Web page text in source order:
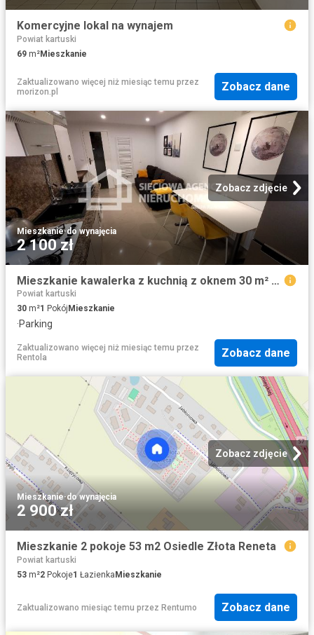
Komercyjne lokal na wynajem
Powiat kartuski
69 m²Mieszkanie
Zaktualizowano więcej niż miesiąc temu przez
morizon.pl
Zobacz dane
Zobacz zdjęcie
Mieszkanie·do wynajęcia
2 100 zł
Mieszkanie kawalerka z kuchnią z oknem 30 m² na wynajem ul. Kartuska, Dzierżążno
Powiat kartuski
30 m²1 Pokój Mieszkanie
·Parking
Zaktualizowano więcej niż miesiąc temu przez
Rentola
Zobacz dane
Zobacz zdjęcie
Mieszkanie·do wynajęcia
2 900 zł
Mieszkanie 2 pokoje 53 m2 Osiedle Złota Reneta
Powiat kartuski
53 m²2 Pokoje1 Łazienka Mieszkanie
Zaktualizowano miesiąc temu przez Rentumo Zobacz dane